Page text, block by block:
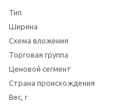
Тип
Ширина
Схема вложения
Торговая группа
Ценовой сегмент
Страна происхождения
Вес, г